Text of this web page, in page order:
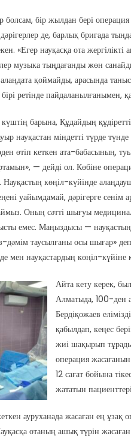
болсам, бір жылдан бері
де, барлық бригада
«Егер науқасқа ота
музыка тыңдағанды жөн
қоймайды, арасында
ретінде
барына, Құдайдың құдіретті
науқастан міндетті түрде
өтіп кеткен ата-бабасының,
— дейді ол. Көбіне
Науқастың көңіл-күйінде
уайымдамай, дәрігерге сенім
Оның сәтті шығуы
емес. Маңыздысы —
таусылғаны осы шығар»
мен науқастардың көңіл-күйіне
Айта кету керек,
Алматыда, 100-ден
Бердіқожаев
қабылдап, кеңес
жиі шақырып
операция
12 сағат бойына
жататын
ауруханада жасаған ең
отаның ашық түрін